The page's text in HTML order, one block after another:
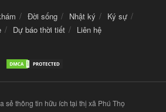
Đời sống Nhật ký
Ký sự
Dự báo thời tiết Liên hệ
sẻ thông tin hữu ích tại thị xã Phú Thọ